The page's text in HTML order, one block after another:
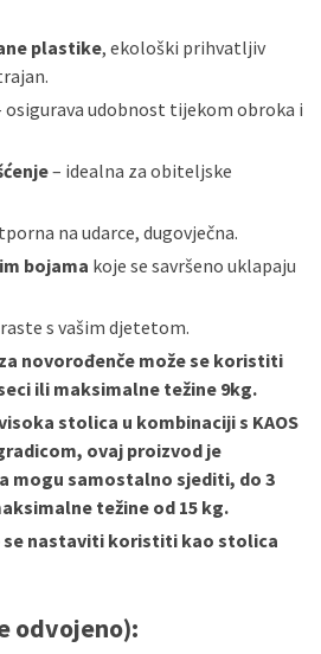
plastike, ekološki prihvatljiv
osigurava udobnost tijekom obroka i
– idealna za obiteljske
na udarce, dugovječna.
bojama koje se savršeno uklapaju
s vašim djetetom.
za novorođenče može se koristiti
ili maksimalne težine 9kg.
stolica u kombinaciji s KAOS
ovaj proizvod je
mogu samostalno sjediti, do 3
težine od 15 kg.
se nastaviti koristiti kao stolica
odvojeno):